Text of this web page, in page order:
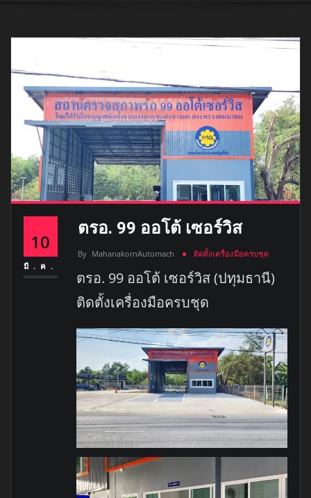
10
มี.ค.
ตรอ. 99 ออโต้ เซอร์วิส
By MahanakornAutomach ติดตั้งเครื่องมือครบชุด
ตรอ. 99 ออโต้ เซอร์วิส (ปทุมธานี)
ติดตั้งเครื่องมือครบชุด